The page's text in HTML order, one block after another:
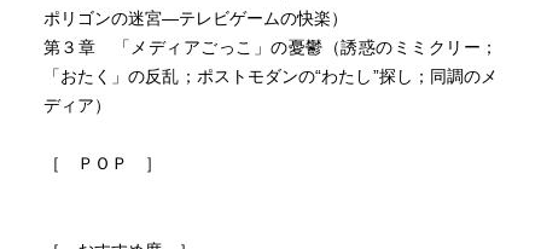
ポリゴンの迷宮―テレビゲームの快楽）
第３章 「メディアごっこ」の憂鬱（誘惑のミミクリー；
「おたく」の反乱；ポストモダンの“わたし”探し；同調のメ
ディア）
［ ＰＯＰ ］